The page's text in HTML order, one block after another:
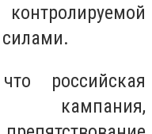
российская
кампания,